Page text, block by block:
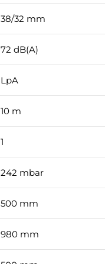
38/32 mm
72 dB(A)
LpA
10 m
1
242 mbar
500 mm
980 mm